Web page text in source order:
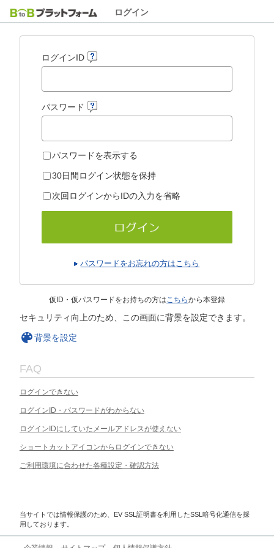
ログイン
ログインID
パスワード
パスワードを表示する
30日間ログイン状態を保持
次回ログインからIDの入力を省略
パスワードをお忘れの方はこちら
仮ID・仮パスワードをお持ちの方はこちらから本登録
セキュリティ向上のため、この画面に背景を設定できます。
背景を設定
FAQ
ログインできない
ログインID・パスワードがわからない
ログインIDにしていたメールアドレスが使えない
ショートカットアイコンからログインできない
ご利用環境に合わせた各種設定・確認方法
当サイトでは情報保護のため、EV SSL証明書を利用したSSL暗号化通信を採
用しております。